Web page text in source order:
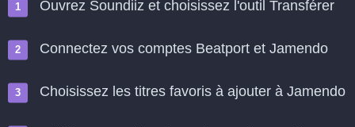
Ouvrez Soundiiz et choisissez l'outil Transférer
Connectez vos comptes Beatport et Jamendo
Choisissez les titres favoris à ajouter à Jamendo